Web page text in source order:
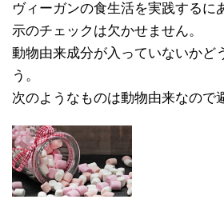
ヴィーガンの食生活を実践するに
示のチェックは欠かせません。
動物由来成分が入っていないかど
う。
次のようなものは動物由来なので